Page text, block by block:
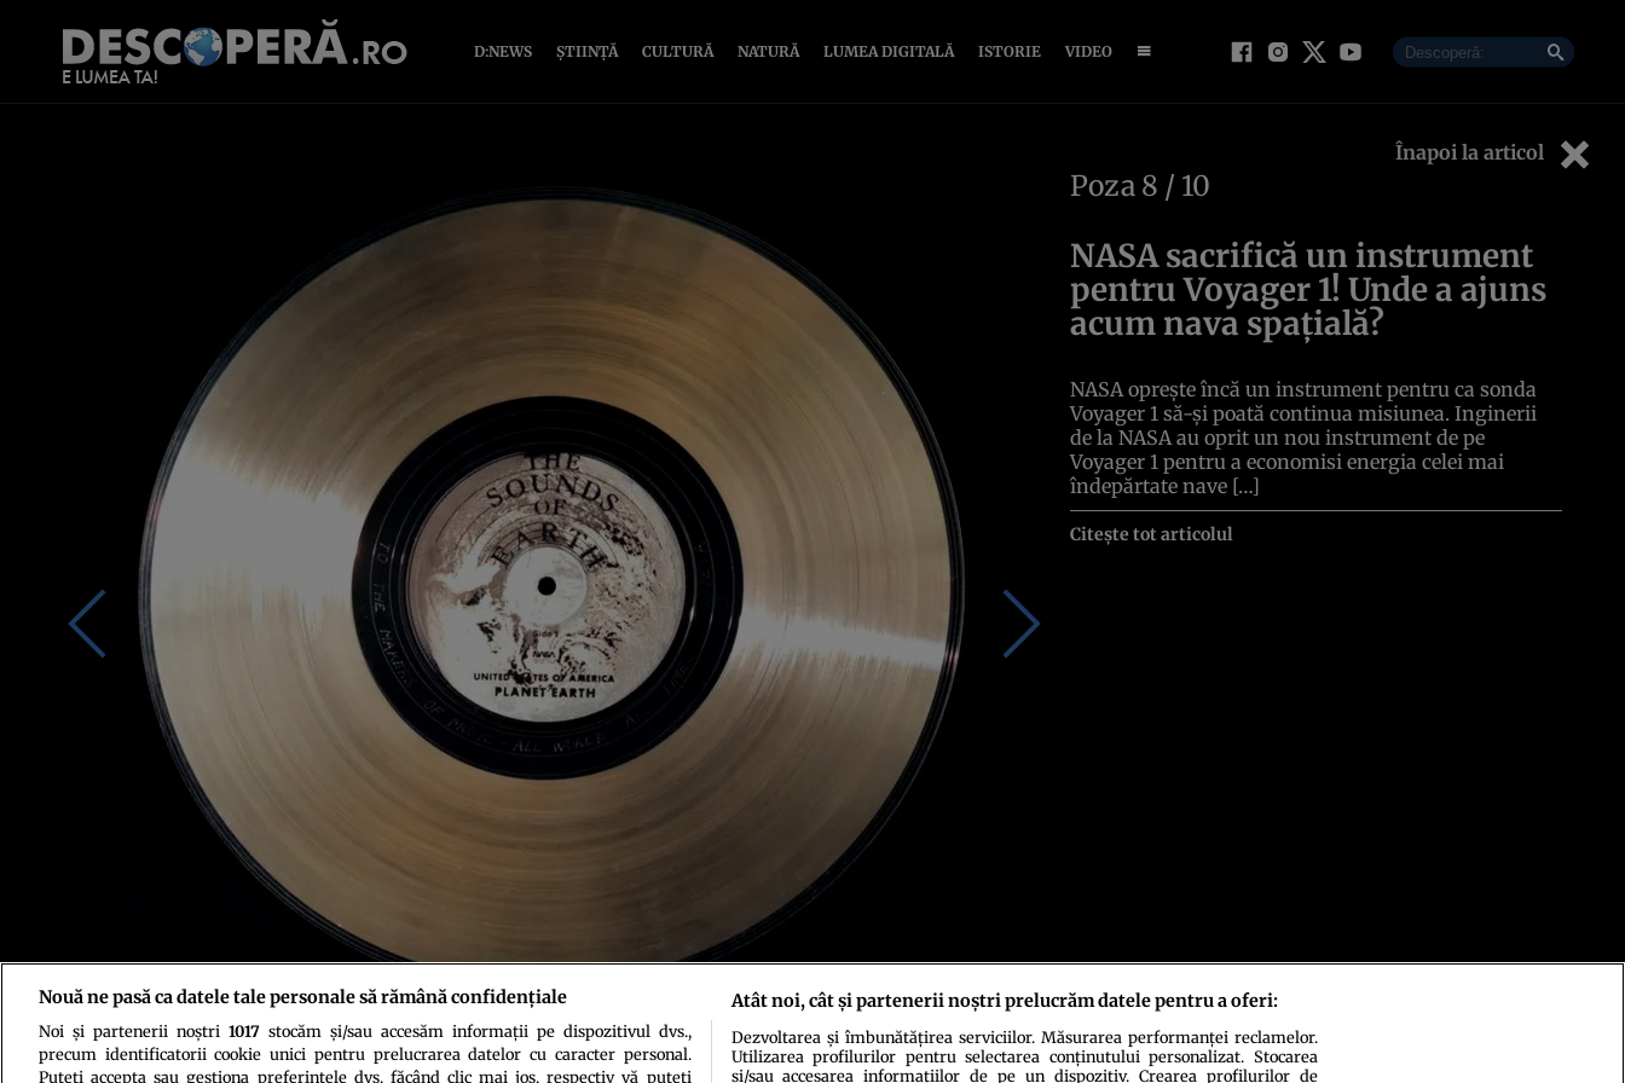
D:NEWS ȘTIINȚĂ CULTURĂ NATURĂ LUMEA DIGITALĂ ISTORIE VIDEO
Înapoi la articol
Foto: NASA/JPL-Caltech
Poza 8 / 10
NASA sacrifică un instrument
pentru Voyager 1! Unde a ajuns
acum nava spațială?
NASA oprește încă un instrument pentru ca sonda
Voyager 1 să-și poată continua misiunea. Inginerii
de la NASA au oprit un nou instrument de pe
Voyager 1 pentru a economisi energia celei mai
îndepărtate nave […]
Citește tot articolul
Nouă ne pasă ca datele tale personale să rămână confidențiale
Noi și partenerii noștri 1017stocăm și/sau accesăm informații pe dispozitivul dvs.,
precum identificatorii cookie unici pentru prelucrarea datelor cu caracter personal.
Puteți accepta sau gestiona preferințele dvs. făcând clic mai jos, respectiv vă puteți
Atât noi, cât și partenerii noștri prelucrăm datele pentru a oferi:
Dezvoltarea și îmbunătățirea serviciilor. Măsurarea performanței reclamelor.
Utilizarea profilurilor pentru selectarea conținutului personalizat. Stocarea
și/sau accesarea informațiilor de pe un dispozitiv. Crearea profilurilor de